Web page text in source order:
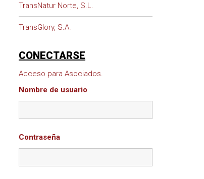
TransNatur Norte, S.L.
TransGlory, S.A.
CONECTARSE
Acceso para Asociados.
Nombre de usuario
Contraseña